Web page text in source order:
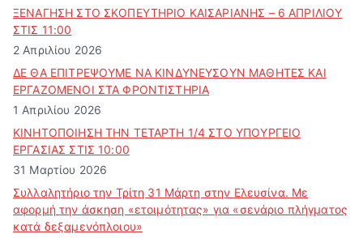
ΞΕΝΑΓΗΣΗ ΣΤΟ ΣΚΟΠΕΥΤΗΡΙΟ ΚΑΙΣΑΡΙΑΝΗΣ – 6 ΑΠΡΙΛΙΟΥ
ΣΤΙΣ 11:00
2 Απριλίου 2026
ΔΕ ΘΑ ΕΠΙΤΡΕΨΟΥΜΕ ΝΑ ΚΙΝΔΥΝΕΥΣOYN ΜΑΘΗΤΕΣ ΚΑΙ
ΕΡΓΑΖΟΜΕΝΟΙ ΣΤΑ ΦΡΟΝΤΙΣΤΗΡΙΑ
1 Απριλίου 2026
ΚΙΝΗΤΟΠΟΙΗΣΗ ΤΗΝ ΤΕΤΑΡΤΗ 1/4 ΣΤΟ ΥΠΟΥΡΓΕΙΟ
ΕΡΓΑΣΙΑΣ ΣΤΙΣ 10:00
31 Μαρτίου 2026
Συλλαλητήριο την Τρίτη 31 Μάρτη στην Ελευσίνα. Με
αφορμή την άσκηση «ετοιμότητας» για «σενάριο πλήγματος
κατά δεξαμενόπλοιου»